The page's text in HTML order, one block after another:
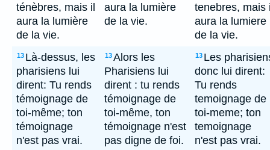
ténèbres, mais il
aura la lumière
de la vie.
aura la lumière
de la vie.
tenebres, mais
aura la lumiere
de la vie.
13 Là-dessus, les
pharisiens lui
dirent: Tu rends
témoignage de
toi-même; ton
témoignage
n'est pas vrai.
13Alors les
Pharisiens lui
dirent : tu rends
témoignage de
toi-même, ton
témoignage n'est
pas digne de foi.
13 Les
donc lui dirent:
Tu rends
temoignage de
toi-meme; ton
temoignage
n'est pas vrai.